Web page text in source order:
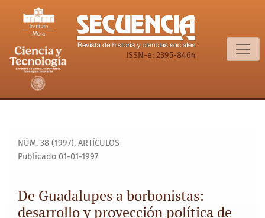
De Guadalupes a borbonistas: desarrollo y proyección
ISSN-e: 2395-8464
NÚM. 38 (1997), ARTÍCULOS
De Guadalupes a borbonistas:
desarrollo y proyección política de
Publicado 01-01-1997